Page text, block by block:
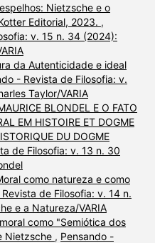
Nietzsche e o
Editorial, 2023. ,
v. 15 n. 34 (2024):
da Autenticidade e ideal
- Revista de Filosofia: v.
Taylor/VARIA
BLONDEL E O FATO
EM HISTOIRE ET DOGME
DU DOGME
de Filosofia: v. 13 n. 30
como natureza e como
de Filosofia: v. 14 n.
e a Natureza/VARIA
como "Semiótica dos
Nietzsche , Pensando -